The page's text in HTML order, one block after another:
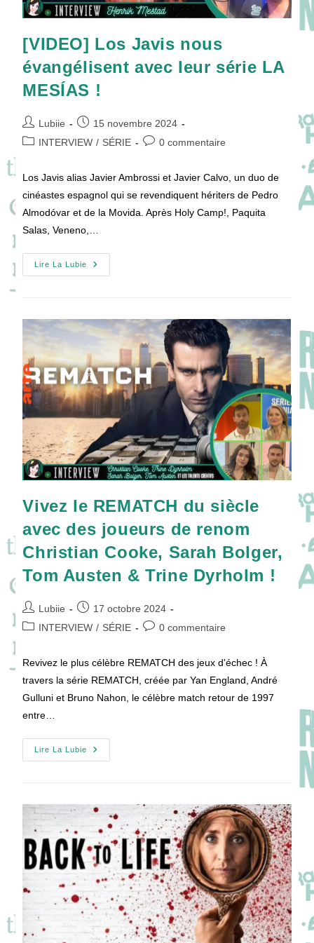
[VIDEO] Los Javis nous
évangélisent avec leur série LA
MESÍAS !
Auteur/autrice
de
Lubiie
Publication
publiée :
15 novembre 2024
PostINTERVIEW / SÉRIE
Commentaires
0 commentaire
Los Javis alias Javier Ambrossi et Javier Calvo, un duo de
cinéastes espagnol qui se revendiquent hériters de Pedro
Almodóvar et de la Movida. Après Holy Camp!, Paquita
Salas, Veneno,…
Lire La Lubie
[VIDEO]
Los
Leur
Série
MESÍAS
!
Vivez le REMATCH du siècle
avec des joueurs de renom
Christian Cooke, Sarah Bolger,
Tom Austen & Trine Dyrholm !
Auteur/autrice
de
Lubiie
Publication
publiée :
17 octobre 2024
PostINTERVIEW / SÉRIE
Commentaires
0 commentaire
Revivez le plus célèbre REMATCH des jeux d'échec ! À
travers la série REMATCH, créée par Yan England, André
Gulluni et Bruno Nahon, le célèbre match retour de 1997
entre…
Lire La Lubie
Vivez
Le
Des
Joueurs
De
Renom
Christian
Cooke,
Sarah
Bolger,
Tom
Austen
&
Trine
Dyrholm
!